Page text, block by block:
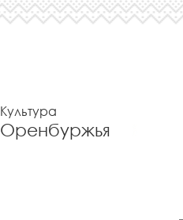
Культура
Оренбуржья